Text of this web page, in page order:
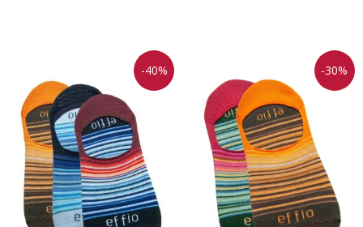
-40% -30%